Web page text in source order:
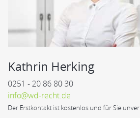
Kathrin Herking
0251 - 20 86 80 30
info@wd-recht.de
Der Erstkontakt ist kostenlos und für Sie